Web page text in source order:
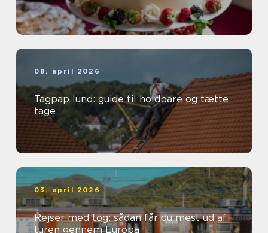
08. april 2026
Tagpap lund: guide til holdbare og tætte
tage
03. april 2026
Rejser med tog: sådan får du mest ud af
turen gennem Europa